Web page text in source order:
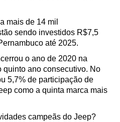
mais de 14 mil
sendo investidos R$7,5
até 2025.
o ano de 2020 na
quinto ano consecutivo. No
5,7% de participação de
como a quinta marca mais
campeãs do Jeep?